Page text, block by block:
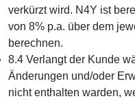
verkürzt wird. N4Y ist
von 8% p.a. über dem
berechnen.
8.4 Verlangt der Kunde
Änderungen und/oder
nicht enthalten warden,